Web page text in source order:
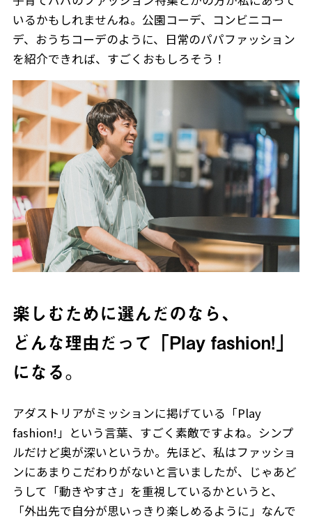
いるかもしれませんね。公園コーデ、コンビニコー
デ、おうちコーデのように、日常のパパファッション
を紹介できれば、すごくおもしろそう！
楽しむために選んだのなら、
どんな理由だって「Play fashion!」
になる。
アダストリアがミッションに掲げている「Play
fashion!」という言葉、すごく素敵ですよね。シンプ
ルだけど奥が深いというか。先ほど、私はファッショ
ンにあまりこだわりがないと言いましたが、じゃあど
うして「動きやすさ」を重視しているかというと、
「外出先で自分が思いっきり楽しめるように」なんで